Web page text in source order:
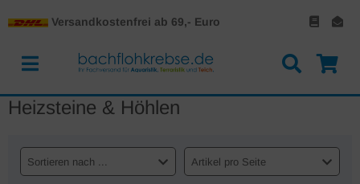
Versandkostenfrei ab 69,- Euro
Heizsteine & Höhlen
Sortieren nach ... Artikel pro Seite